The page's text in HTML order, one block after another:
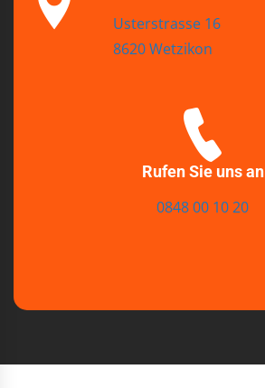
Usterstrasse 16
8620 Wetzikon
Rufen Sie uns an
0848 00 10 20